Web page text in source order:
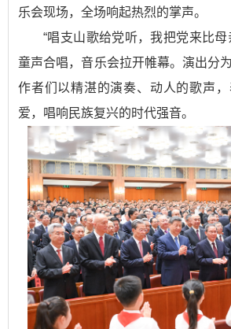
乐会现场，全场响起热烈的掌声。
“唱支山歌给党听，我把党来比
童声合唱，音乐会拉开帷幕。演出分
作者们以精湛的演奏、动人的歌声
爱，唱响民族复兴的时代强音。